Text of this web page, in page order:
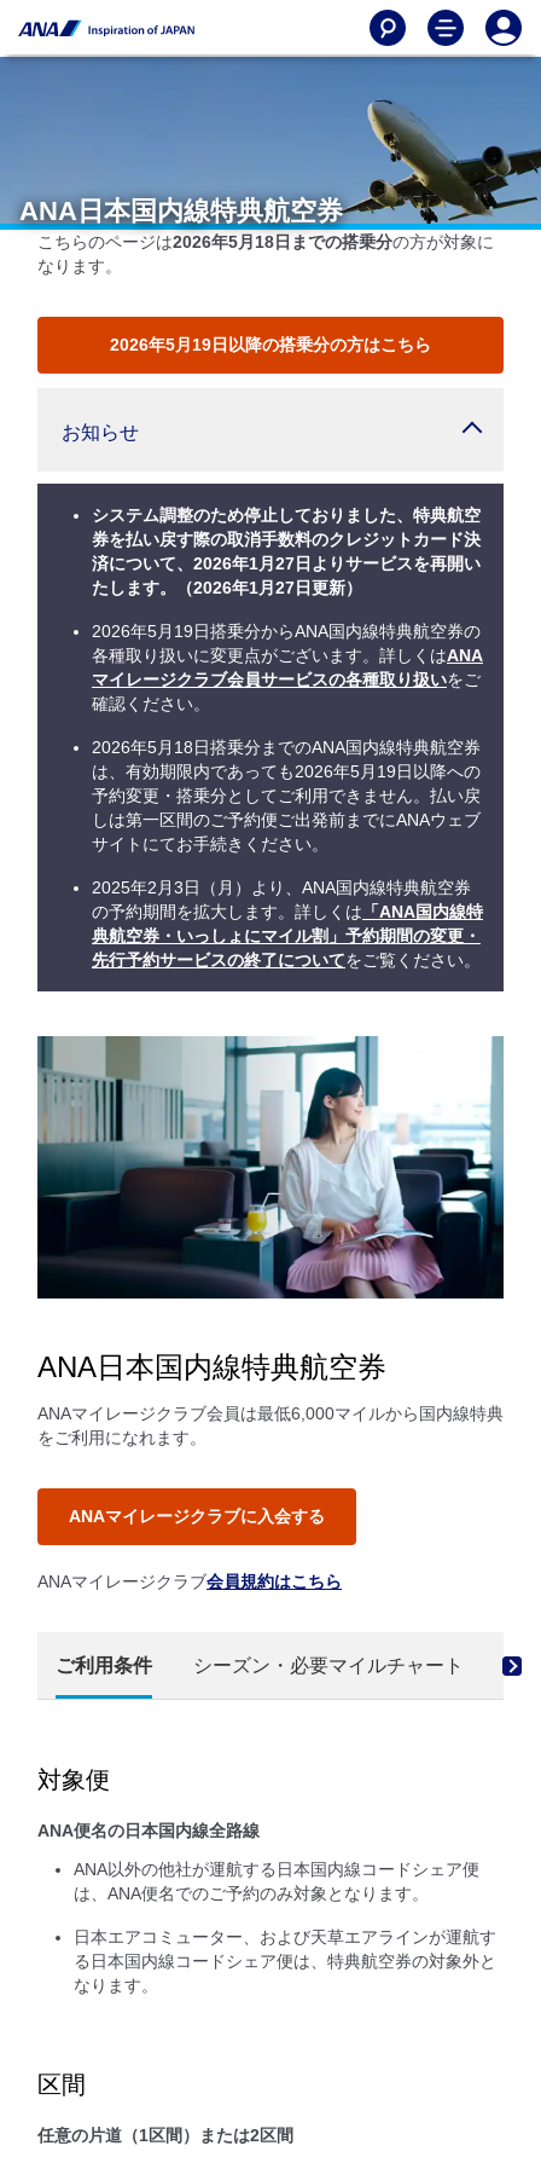
ANA日本国内線特典航空券
こちらのページは2026年5月18日までの搭乗分の方が対象に
なります。
2026年5月19日以降の搭乗分の方はこちら
お知らせ
システム調整のため停止しておりました、特典航空
券を払い戻す際の取消手数料のクレジットカード決
済について、2026年1月27日よりサービスを再開い
たします。（2026年1月27日更新）
2026年5月19日搭乗分からANA国内線特典航空券の
各種取り扱いに変更点がございます。詳しくはANA
マイレージクラブ会員サービスの各種取り扱いをご
確認ください。
2026年5月18日搭乗分までのANA国内線特典航空券
は、有効期限内であっても2026年5月19日以降への
予約変更・搭乗分としてご利用できません。払い戻
しは第一区間のご予約便ご出発前までにANAウェブ
サイトにてお手続きください。
2025年2月3日（月）より、ANA国内線特典航空券
の予約期間を拡大します。詳しくは 「ANA国内線特
典航空券・いっしょにマイル割」予約期間の変更・
先行予約サービスの終了についてをご覧ください。
ANA日本国内線特典航空券
ANAマイレージクラブ会員は最低6,000マイルから国内線特典
をご利用になれます。
ANAマイレージクラブに入会する
ANAマイレージクラブ会員規約はこちら
ご利用条件 シーズン・必要マイルチャート お
対象便
ANA便名の日本国内線全路線
ANA以外の他社が運航する日本国内線コードシェア便
は、ANA便名でのご予約のみ対象となります。
日本エアコミューター、および天草エアラインが運航す
る日本国内線コードシェア便は、特典航空券の対象外と
なります。
区間
任意の片道（1区間）または2区間